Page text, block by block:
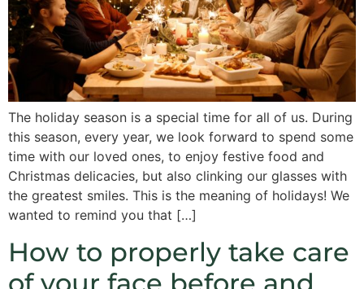
The holiday season is a special time for all of us. During
this season, every year, we look forward to spend some
time with our loved ones, to enjoy festive food and
Christmas delicacies, but also clinking our glasses with
the greatest smiles. This is the meaning of holidays! We
wanted to remind you that […]
How to properly take care